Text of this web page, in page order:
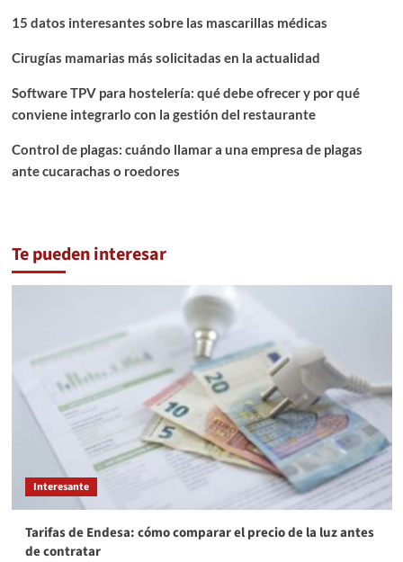
15 datos interesantes sobre las mascarillas médicas
Cirugías mamarias más solicitadas en la actualidad
Software TPV para hostelería: qué debe ofrecer y por qué
conviene integrarlo con la gestión del restaurante
Control de plagas: cuándo llamar a una empresa de plagas
ante cucarachas o roedores
Te pueden interesar
Interesante
Tarifas de Endesa: cómo comparar el precio de la luz antes
de contratar